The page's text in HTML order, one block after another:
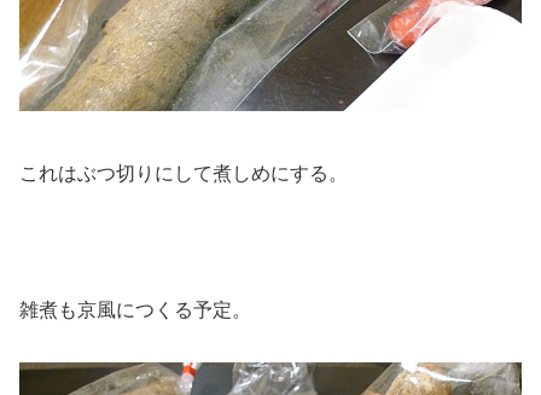
これはぶつ切りにして煮しめにする。
雑煮も京風につくる予定。